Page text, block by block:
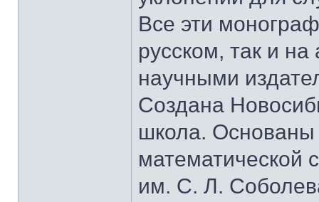
Все эти
русском, так и
научными
Создана
школа. Основаны
математической
им. С. Л.